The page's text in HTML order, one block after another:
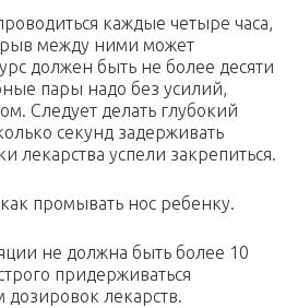
каждые четыре часа,
между ними может
должен быть не более десяти
пары надо без усилий,
Следует делать глубокий
секунд задерживать
лекарства успели закрепиться.
промывать нос ребенку.
не должна быть более 10
придерживаться
лекарств.